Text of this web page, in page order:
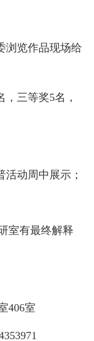
浏览作品现场给
三等奖5名，
动周中展示；
室有最终解释
406室